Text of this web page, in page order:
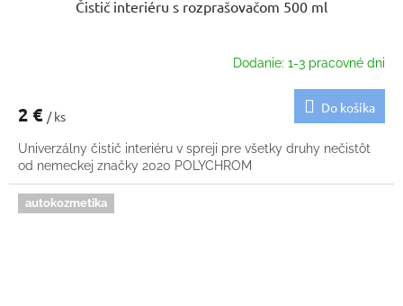
Čistič interiéru s rozprašovačom 500 ml
Dodanie: 1-3 pracovné dni
2 € / ks
Do košíka
Univerzálny čistič interiéru v spreji pre všetky druhy nečistôt
od nemeckej značky 2020 POLYCHROM
autokozmetika